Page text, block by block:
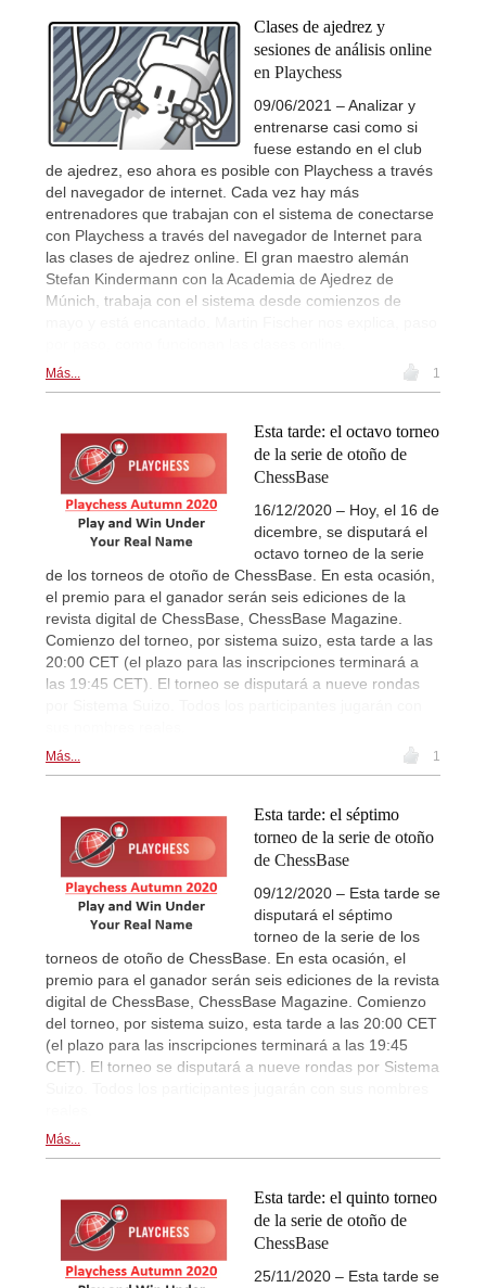
Clases de ajedrez y
sesiones de análisis online
en Playchess
09/06/2021 – Analizar y
entrenarse casi como si
fuese estando en el club
de ajedrez, eso ahora es posible con Playchess a través
del navegador de internet. Cada vez hay más
entrenadores que trabajan con el sistema de conectarse
con Playchess a través del navegador de Internet para
las clases de ajedrez online. El gran maestro alemán
Stefan Kindermann con la Academia de Ajedrez de
Múnich, trabaja con el sistema desde comienzos de
Más... 1
Esta tarde: el octavo torneo
de la serie de otoño de
ChessBase
16/12/2020 – Hoy, el 16 de
dicembre, se disputará el
octavo torneo de la serie
de los torneos de otoño de ChessBase. En esta ocasión,
el premio para el ganador serán seis ediciones de la
revista digital de ChessBase, ChessBase Magazine.
Comienzo del torneo, por sistema suizo, esta tarde a las
20:00 CET (el plazo para las inscripciones terminará a
las 19:45 CET). El torneo se disputará a nueve rondas
Más... 1
Esta tarde: el séptimo
torneo de la serie de otoño
de ChessBase
09/12/2020 – Esta tarde se
disputará el séptimo
torneo de la serie de los
torneos de otoño de ChessBase. En esta ocasión, el
premio para el ganador serán seis ediciones de la revista
digital de ChessBase, ChessBase Magazine. Comienzo
del torneo, por sistema suizo, esta tarde a las 20:00 CET
(el plazo para las inscripciones terminará a las 19:45
CET). El torneo se disputará a nueve rondas por Sistema
Más...
Esta tarde: el quinto torneo
de la serie de otoño de
ChessBase
25/11/2020 – Esta tarde se